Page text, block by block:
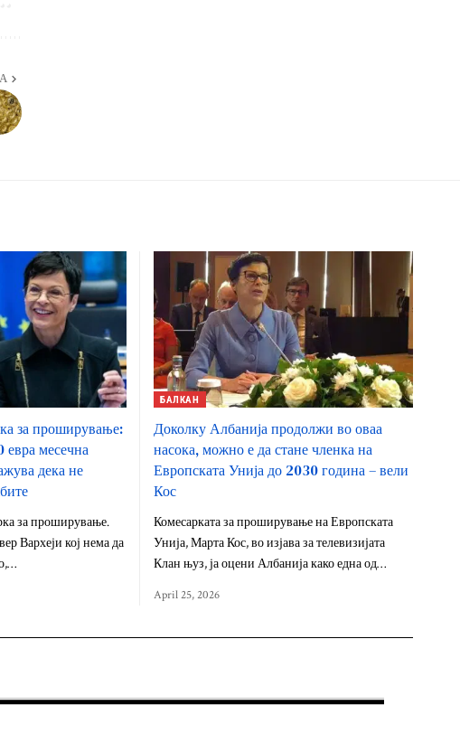
за проширување:
месечна
дека не
за проширување.
Вархеји кој нема да
БАЛКАН
Доколку Албанија продолжи во оваа
насока, можно е да стане членка на
Европската Унија до 2030 година – вели
Кос
Комесарката за проширување на Европската
Унија, Марта Кос, во изјава за телевизијата
Клан њуз, ја оцени Албанија како една од…
April 25, 2026